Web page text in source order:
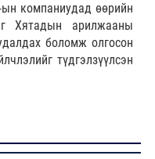
компаниудад өөрийн
Хятадын арилжааны
боломж олгосон
түдгэлзүүлсэн